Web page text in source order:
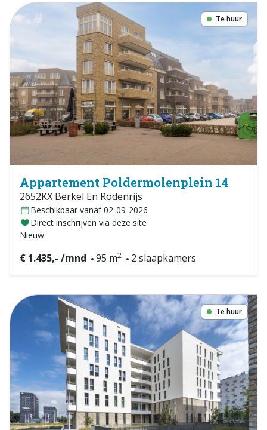
Te huur
Appartement Poldermolenplein 14
2652KX Berkel En Rodenrijs
Beschikbaar vanaf 02-09-2026
Direct inschrijven via deze site
Nieuw
€ 1.435,- /mnd 95 m2 2 slaapkamers
Te huur